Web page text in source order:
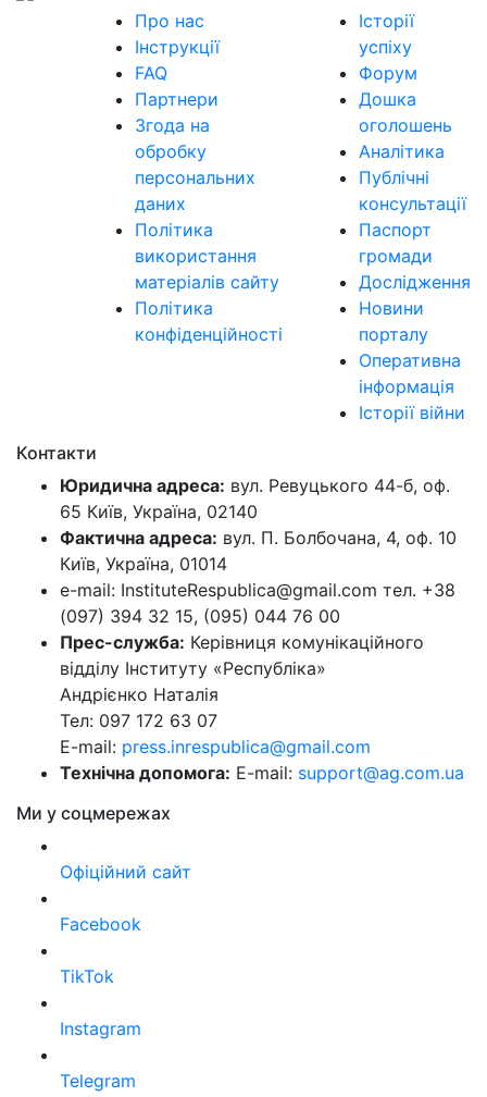
Про нас
Інструкції
FAQ
Партнери
Згода на
обробку
персональних
даних
Політика
використання
матеріалів сайту
Політика
конфіденційності
Історії
успіху
Форум
Дошка
оголошень
Аналітика
Публічні
консультації
Паспорт
громади
Дослідження
Новини
порталу
Оперативна
інформація
Історії війни
Контакти
Юридична адреса: вул. Ревуцького 44-б, оф.
65 Київ, Україна, 02140
Фактична адреса: вул. П. Болбочана, 4, оф. 10
Київ, Україна, 01014
e-mail: InstituteRespublica@gmail.com тел. +38
(097) 394 32 15, (095) 044 76 00
Прес-служба: Керівниця комунікаційного
відділу Інституту «Республіка»
Андрієнко Наталія
Тел: 097 172 63 07
E-mail: press.inrespublica@gmail.com
Технічна допомога: E-mail: support@ag.com.ua
Ми у соцмережах
Офіційний сайт
Facebook
TikTok
Instagram
Telegram